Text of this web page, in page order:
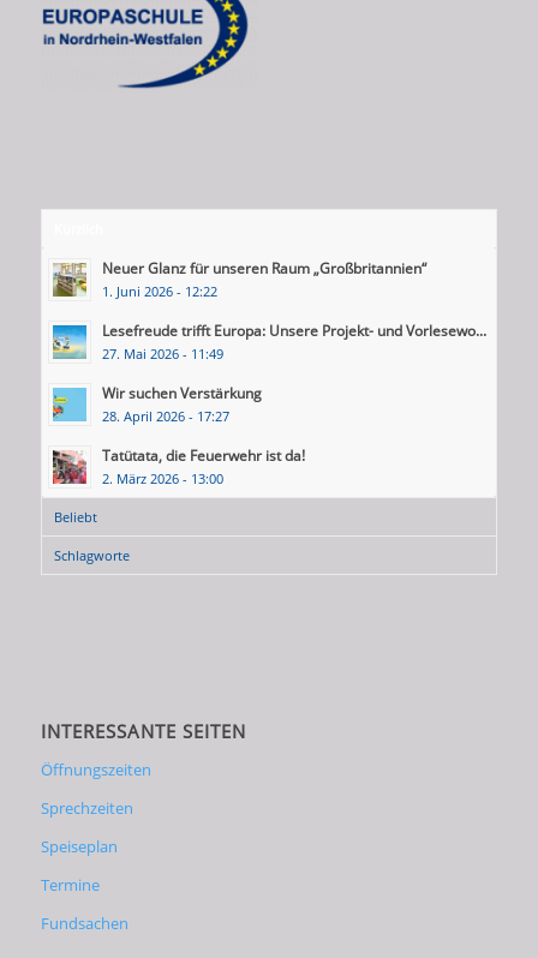
Neuer Glanz für unseren Raum „Großbritannien“
1. Juni 2026 - 12:22
Lesefreude trifft Europa: Unsere Projekt- und Vorlesewo...
27. Mai 2026 - 11:49
Wir suchen Verstärkung
28. April 2026 - 17:27
Tatütata, die Feuerwehr ist da!
2. März 2026 - 13:00
Beliebt
Schlagworte
INTERESSANTE SEITEN
Öffnungszeiten
Sprechzeiten
Speiseplan
Termine
Fundsachen